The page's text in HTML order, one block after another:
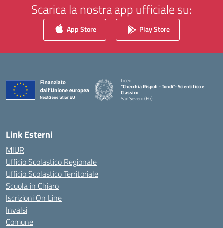
Scarica la nostra app ufficiale su:
App Store Play Store
Liceo
"Checchia Rispoli - Tondi"- Scientifico e
Classico
San Severo (FG)
Link Esterni
MIUR
Ufficio Scolastico Regionale
Ufficio Scolastico Territoriale
Scuola in Chiaro
Iscrizioni On Line
Invalsi
Comune